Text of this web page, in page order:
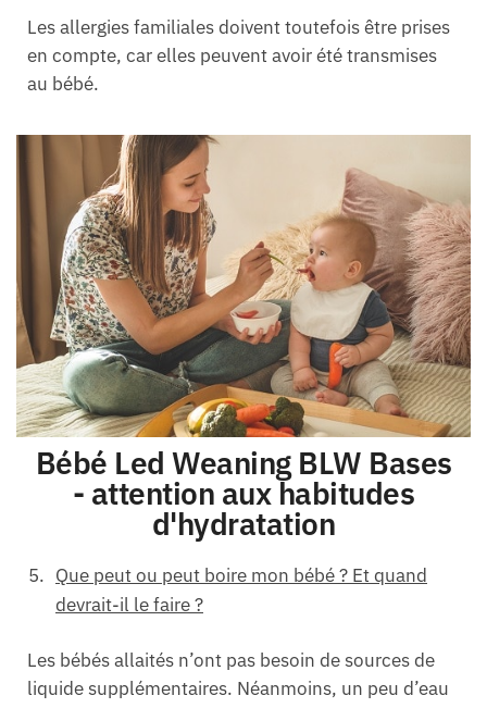
Les allergies familiales doivent toutefois être prises
en compte, car elles peuvent avoir été transmises
au bébé.
Bébé Led Weaning BLW Bases
- attention aux habitudes
d'hydratation
Que peut ou peut boire mon bébé ? Et quand
devrait-il le faire ?
Les bébés allaités n’ont pas besoin de sources de
liquide supplémentaires. Néanmoins, un peu d’eau